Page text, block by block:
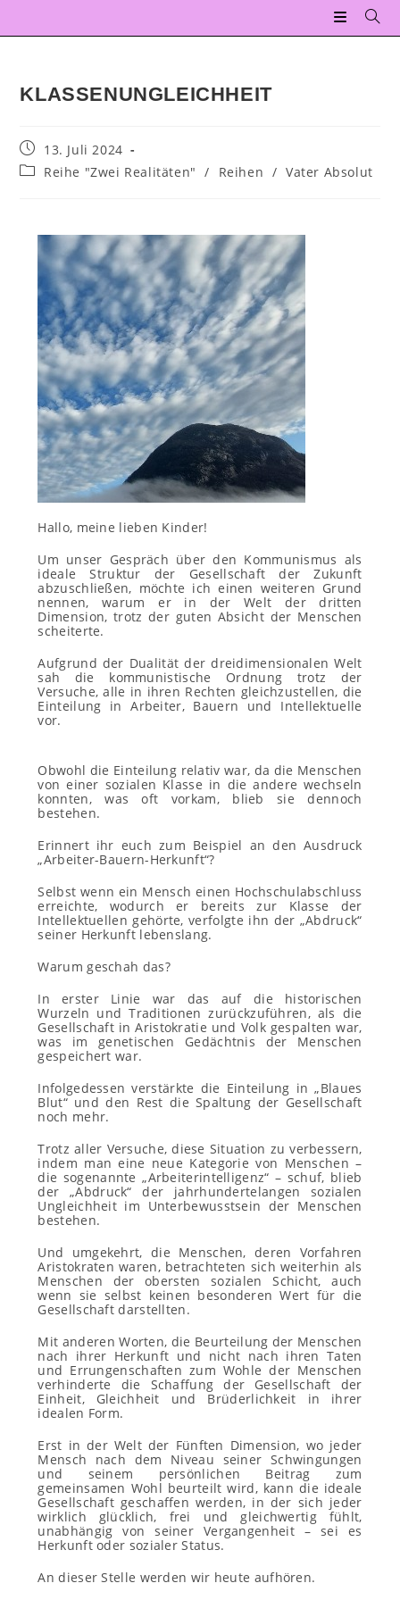
KLASSENUNGLEICHHEIT
13. Juli 2024
Reihe "Zwei Realitäten"
/ Reihen / Vater Absolut
Hallo, meine lieben Kinder!
Um unser Gespräch über den Kommunismus als
ideale Struktur der Gesellschaft der Zukunft
abzuschließen, möchte ich einen weiteren Grund
nennen, warum er in der Welt der dritten
Dimension, trotz der guten Absicht der Menschen
scheiterte.
Aufgrund der Dualität der dreidimensionalen Welt
sah die kommunistische Ordnung trotz der
Versuche, alle in ihren Rechten gleichzustellen, die
Einteilung in Arbeiter, Bauern und Intellektuelle
vor.
Obwohl die Einteilung relativ war, da die Menschen
von einer sozialen Klasse in die andere wechseln
konnten, was oft vorkam, blieb sie dennoch
bestehen.
Erinnert ihr euch zum Beispiel an den Ausdruck
„Arbeiter-Bauern-Herkunft“?
Selbst wenn ein Mensch einen Hochschulabschluss
erreichte, wodurch er bereits zur Klasse der
Intellektuellen gehörte, verfolgte ihn der „Abdruck“
seiner Herkunft lebenslang.
Warum geschah das?
In erster Linie war das auf die historischen
Wurzeln und Traditionen zurückzuführen, als die
Gesellschaft in Aristokratie und Volk gespalten war,
was im genetischen Gedächtnis der Menschen
gespeichert war.
Infolgedessen verstärkte die Einteilung in „Blaues
Blut“ und den Rest die Spaltung der Gesellschaft
noch mehr.
Trotz aller Versuche, diese Situation zu verbessern,
indem man eine neue Kategorie von Menschen –
die sogenannte „Arbeiterintelligenz“ – schuf, blieb
der „Abdruck“ der jahrhundertelangen sozialen
Ungleichheit im Unterbewusstsein der Menschen
bestehen.
Und umgekehrt, die Menschen, deren Vorfahren
Aristokraten waren, betrachteten sich weiterhin als
Menschen der obersten sozialen Schicht, auch
wenn sie selbst keinen besonderen Wert für die
Gesellschaft darstellten.
Mit anderen Worten, die Beurteilung der Menschen
nach ihrer Herkunft und nicht nach ihren Taten
und Errungenschaften zum Wohle der Menschen
verhinderte die Schaffung der Gesellschaft der
Einheit, Gleichheit und Brüderlichkeit in ihrer
idealen Form.
Erst in der Welt der Fünften Dimension, wo jeder
Mensch nach dem Niveau seiner Schwingungen
und seinem persönlichen Beitrag zum
gemeinsamen Wohl beurteilt wird, kann die ideale
Gesellschaft geschaffen werden, in der sich jeder
wirklich glücklich, frei und gleichwertig fühlt,
unabhängig von seiner Vergangenheit – sei es
Herkunft oder sozialer Status.
An dieser Stelle werden wir heute aufhören.